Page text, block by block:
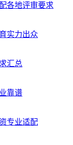
各地评审要求
实力出众
汇总
靠谱
专业适配